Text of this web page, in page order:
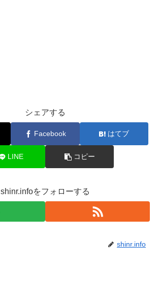
シェアする
Facebook はてブ
LINE コピー
shinr.infoをフォローする
shinr.info